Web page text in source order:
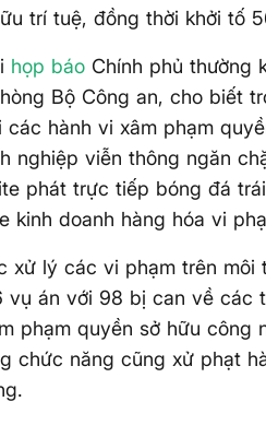
trí tuệ, đồng thời khởi tố
họp báo Chính phủ thường
Bộ Công an, cho biết
các hành vi xâm phạm
nghiệp viễn thông ngăn
phát trực tiếp bóng đá
kinh doanh hàng hóa vi
xử lý các vi phạm trên
vụ án với 98 bị can về các
phạm quyền sở hữu công
chức năng cũng xử phạt